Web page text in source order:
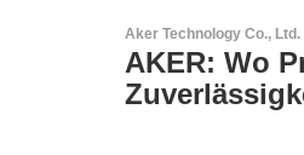
Aker Technology Co., Ltd.
AKER: Wo
Zuverlässigkeit